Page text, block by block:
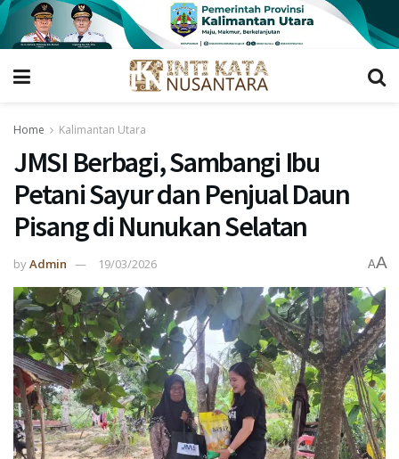
Home Kalimantan Utara
JMSI Berbagi, Sambangi Ibu
Petani Sayur dan Penjual Daun
Pisang di Nunukan Selatan
byAdmin 19/03/2026 AA